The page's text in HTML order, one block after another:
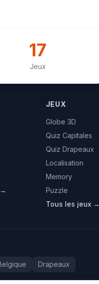
17
Jeux
JEUX
Globe 3D
Quiz Capitales
Quiz Drapeaux
Localisation
Memory
Puzzle
Tous les jeux →
Drapeaux